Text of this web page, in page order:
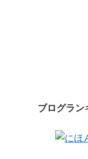
ブログラン